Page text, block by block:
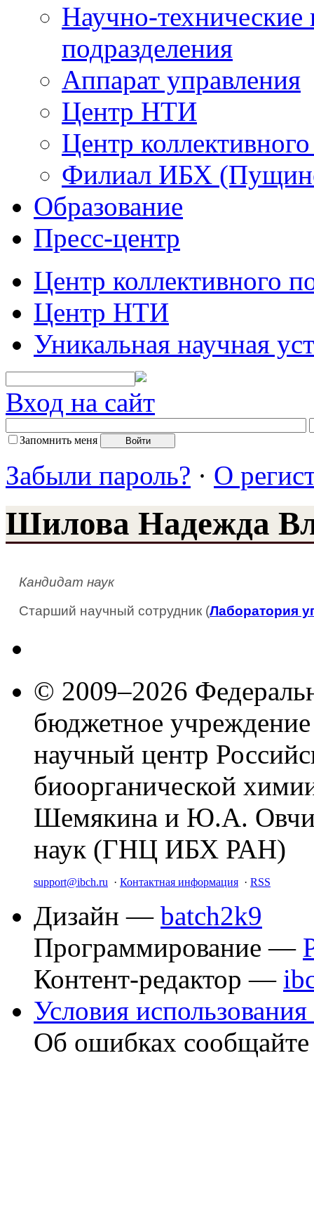
Научно-технические
подразделения
Аппарат управления
Центр НТИ
Центр
Филиал ИБХ
Образование
Пресс-центр
Центр коллективного
Центр НТИ
Уникальная научная
Вход на сайт
Запомнить меня
Забыли пароль? · О
Шилова Надежда
Кандидат наук
Старший научный сотрудник (Лаборатория
© 2009–2026
бюджетное
научный центр
биоорганической
Шемякина и Ю.А.
наук (ГНЦ ИБХ РАН)
support@ibch.ru · Контактная информация · RSS
Дизайн — batch2k9
Программирование —
Контент-редактор —
Условия использования
Об ошибках